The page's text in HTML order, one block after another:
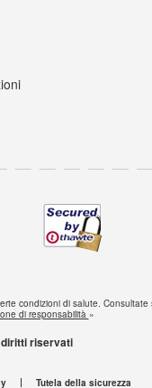
Tutela della sicurezza
diritti riservati
condizioni di salute.
di responsabilità »